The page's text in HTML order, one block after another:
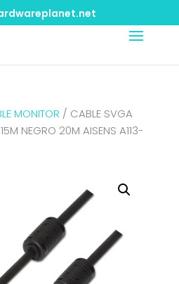
MONITOR / CABLE SVGA
NEGRO 20M AISENS A113-